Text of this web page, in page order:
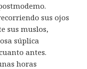
sus ojos
sus muslos,
súplica
antes.
horas